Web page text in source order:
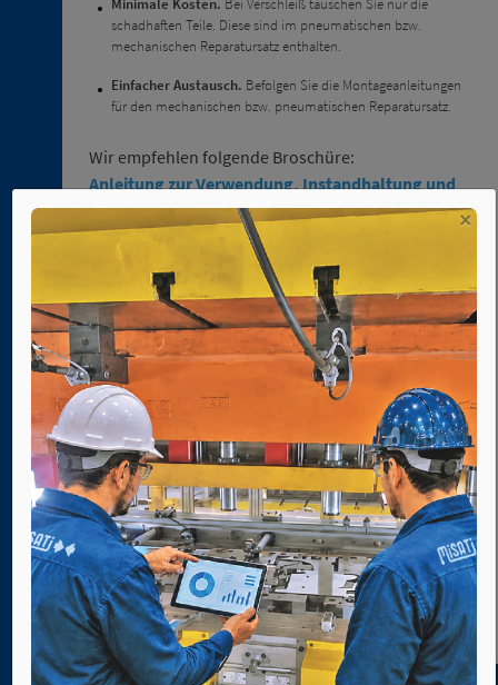
×
Niederhalter
3. 1.
Lineare
Antriebseinheiten
3. 3.
Schwenkeinheiten
4. 1.
Verbindungsstücke
aus
Technopolymer
4. 2.
Verbindungsstücke
aus
Aluminium
Minimale Kosten. Bei Verschleiß tauschen Sie nur die
schadhaften Teile. Diese sind im pneumatischen bzw.
mechanischen Reparatursatz enthalten.
Einfacher Austausch. Befolgen Sie die Montageanleitungen
für den mechanischen bzw. pneumatischen Reparatursatz.
Wir empfehlen folgende Broschüre:
Anleitung zur Verwendung, Instandhaltung und
Garantie von Leichtbau-Transfereinrichtungen
Mechanischer Reparatursatz ref. KM-…
CAD
herunterladen
Mechanischer Reparatursatz ref. KMC-…
CAD
herunterladen